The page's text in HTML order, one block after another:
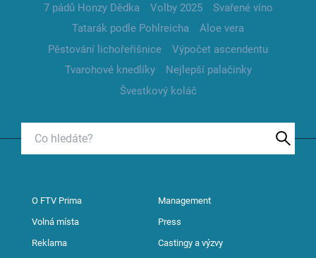
7 pádů Honzy Dědka
Volby 2025
Svařené víno
Tatarák podle Pohlreicha
Aloe vera
Pěstování lichořeřišnice
Výpočet ascendentu
Tvarohové knedlíky
Nejlepší palačinky
Švestkový koláč
O FTV Prima Management
Volná místa Press
Reklama Castingy a výzvy